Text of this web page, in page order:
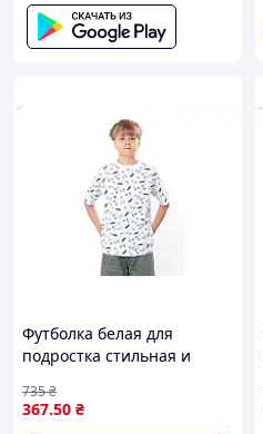
Футболка белая для
подростка стильная и
отдыха и повседневной
носки
367.50 ₴
735₴